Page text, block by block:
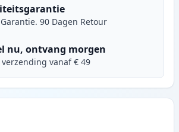
90 Dagen Retour
nu, ontvang morgen
verzending vanaf € 49